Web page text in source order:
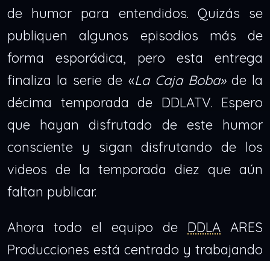
de humor para entendidos. Quizás se
publiquen algunos episodios más de
forma esporádica, pero esta entrega
finaliza la serie de «La Caja Boba» de la
décima temporada de DDLATV. Espero
que hayan disfrutado de este humor
consciente y sigan disfrutando de los
videos de la temporada diez que aún
faltan publicar.
Ahora todo el equipo de DDLA ARES
Producciones está centrado y trabajando